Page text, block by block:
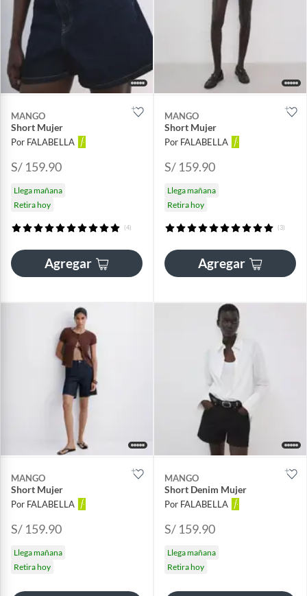
MANGO
Short Mujer
Por FALABELLA
S/ 159.90
Llega mañana
Retira hoy
(4)
Agregar
MANGO
Short Mujer
Por FALABELLA
S/ 159.90
Llega mañana
Retira hoy
(3)
Agregar
MANGO
Short Mujer
Por FALABELLA
S/ 159.90
Llega mañana
Retira hoy
MANGO
Short Denim Mujer
Por FALABELLA
S/ 159.90
Llega mañana
Retira hoy